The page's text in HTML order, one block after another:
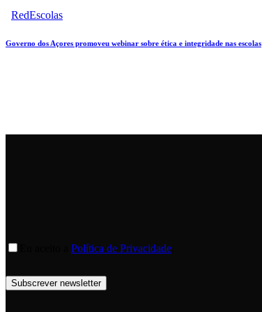
RedEscolas
Governo dos Açores promoveu webinar sobre ética e integridade nas escolas
Política de Privacidade
Subscrever newsletter